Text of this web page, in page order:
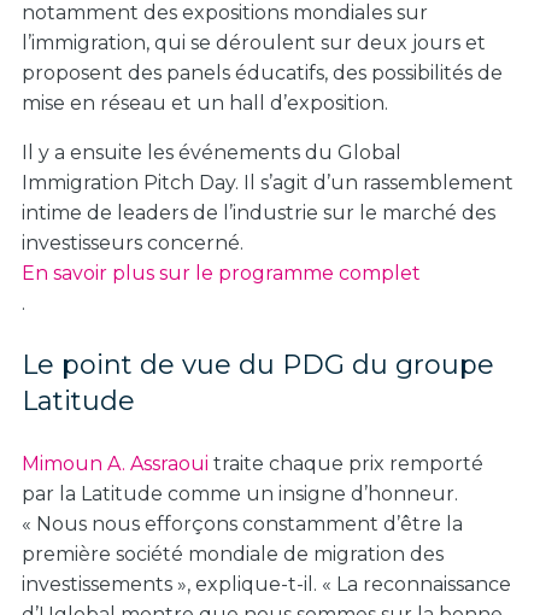
notamment des expositions mondiales sur
l’immigration, qui se déroulent sur deux jours et
proposent des panels éducatifs, des possibilités de
mise en réseau et un hall d’exposition.
Il y a ensuite les événements du Global
Immigration Pitch Day. Il s’agit d’un rassemblement
intime de leaders de l’industrie sur le marché des
investisseurs concerné.
En savoir plus sur le programme complet
.
Le point de vue du PDG du groupe
Latitude
Mimoun A. Assraoui traite chaque prix remporté
par la Latitude comme un insigne d’honneur.
« Nous nous efforçons constamment d’être la
première société mondiale de migration des
investissements », explique-t-il. « La reconnaissance